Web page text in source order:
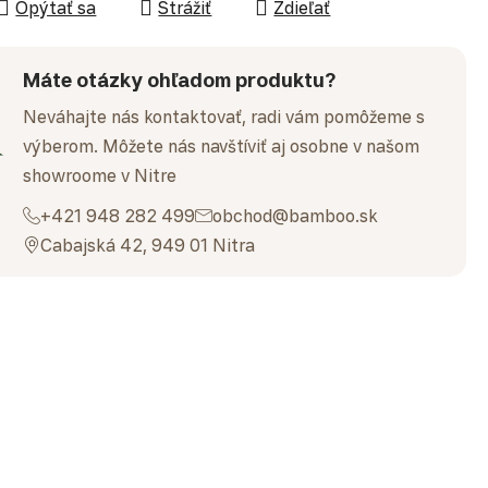
Opýtať sa Strážiť Zdieľať
Máte otázky ohľadom produktu?
Neváhajte nás kontaktovať, radi vám pomôžeme s
výberom. Môžete nás navštíviť aj osobne v našom
showroome v Nitre
+421 948 282 499
obchod@bamboo.sk
Cabajská 42, 949 01 Nitra